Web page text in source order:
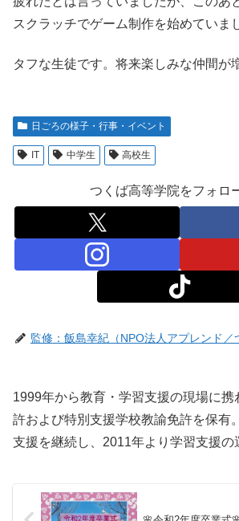
スクラッチでゲーム制作を始めていま
タフな生徒です。将来楽しみな仲間が
日ごろの様子・行事・イベント
IT 中学生 高校生
つくば高等学院をフォロ
監修：飯島幸紀（NPO法人アプレンド／
1999年から教育・学習支援の現場に携
許および特別支援学校教諭免許を保有
支援を継続し、2011年より学習支援の